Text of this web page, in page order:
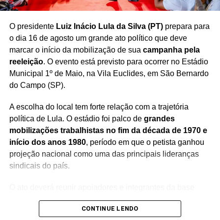
O presidente Luiz Inácio Lula da Silva (PT)prepara para
o dia 16 de agosto um grande ato político que deve
marcar o início da mobilização de sua campanha pela
reeleição. O evento está previsto para ocorrer no Estádio
Municipal 1º de Maio, na Vila Euclides, em São Bernardo
do Campo (SP).
A escolha do local tem forte relação com a trajetória
política de Lula. O estádio foi palco de grandes
mobilizações trabalhistas no fim da década de 1970 e
início dos anos 1980, período em que o petista ganhou
projeção nacional como uma das principais lideranças
sindicais do país.
política de Lula em um momento considerado estratégico
para a disputa eleitoral. A expectativa é de que o encontro
CONTINUE LENDO